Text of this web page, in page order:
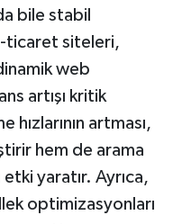
bile stabil
ticaret siteleri,
web
artışı kritik
artması,
hem de arama
yaratır. Ayrıca,
optimizasyonları